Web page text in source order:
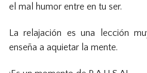
el mal humor entre en tu ser.
La relajación es una lección
enseña a aquietar la mente.